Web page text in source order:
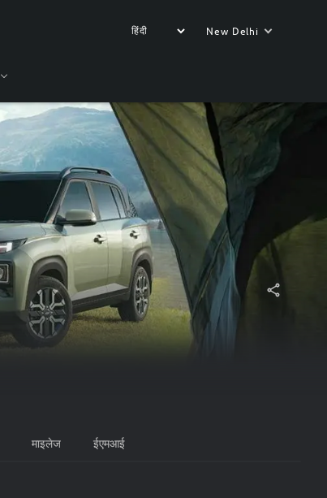
New Delhi
माइलेज ईएमआई